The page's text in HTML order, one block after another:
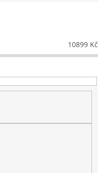
10899 Kč